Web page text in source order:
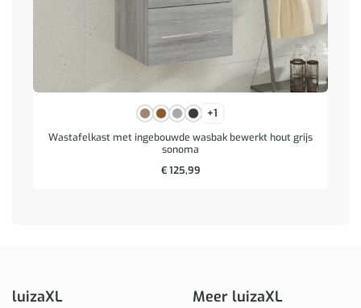
+1
Wastafelkast met ingebouwde wasbak bewerkt hout grijs
sonoma
€125,99
luizaXL Meer luizaXL